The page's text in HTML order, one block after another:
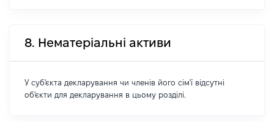
8. Нематеріальні активи
У суб'єкта декларування чи членів його сім'ї відсутні
об'єкти для декларування в цьому розділі.